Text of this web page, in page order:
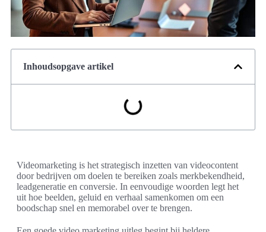
Inhoudsopgave artikel
Videomarketing is het strategisch inzetten van videocontent
door bedrijven om doelen te bereiken zoals merkbekendheid,
leadgeneratie en conversie. In eenvoudige woorden legt het
uit hoe beelden, geluid en verhaal samenkomen om een
boodschap snel en memorabel over te brengen.